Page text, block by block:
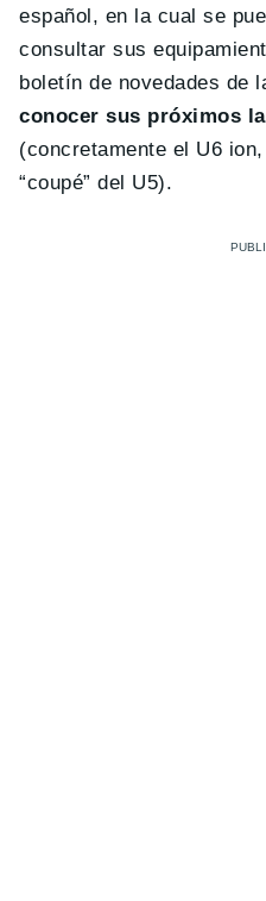
español, en la cual se
consultar sus
boletín de novedades de
conocer sus próximos
(concretamente el U6
“coupé” del U5).